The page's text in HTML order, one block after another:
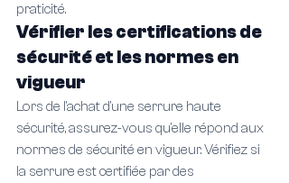
praticité.
Vérifier les certifications de
sécurité et les normes en
vigueur
Lors de l'achat d'une serrure haute
sécurité, assurez-vous qu'elle répond aux
normes de sécurité en vigueur. Vérifiez si
la serrure est certifiée par des